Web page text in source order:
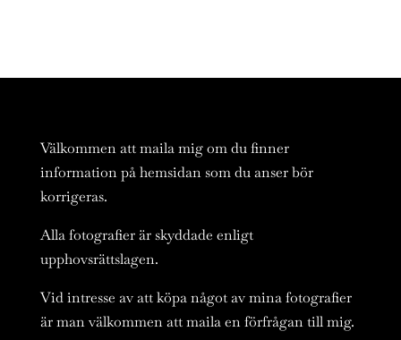
Välkommen att maila mig om du finner
information på hemsidan som du anser bör
korrigeras.
Alla fotografier är skyddade enligt
upphovsrättslagen.
Vid intresse av att köpa något av mina fotografier
är man välkommen att maila en förfrågan till mig.